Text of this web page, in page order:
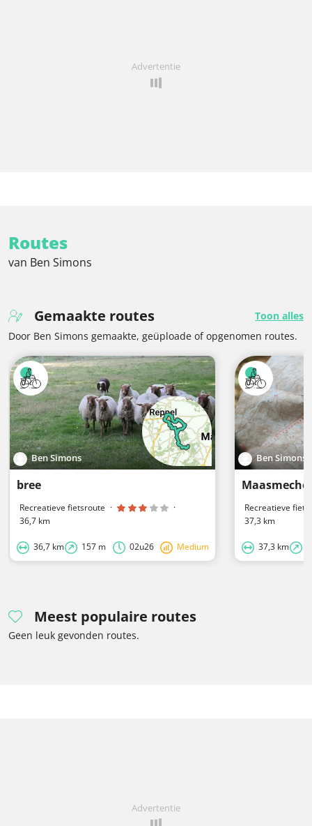
Advertentie
Routes
van Ben Simons
Gemaakte routes
Toon alles
Door Ben Simons gemaakte, geüploade of opgenomen routes.
Ben Simons
bree
Recreatieve fietsroute ·
·
36,7 km
36,7 km 157 m 02u26 Medium
Ben Simons
Recreatieve
37,3 km
37,3 km
Meest populaire routes
Geen leuk gevonden routes.
Advertentie